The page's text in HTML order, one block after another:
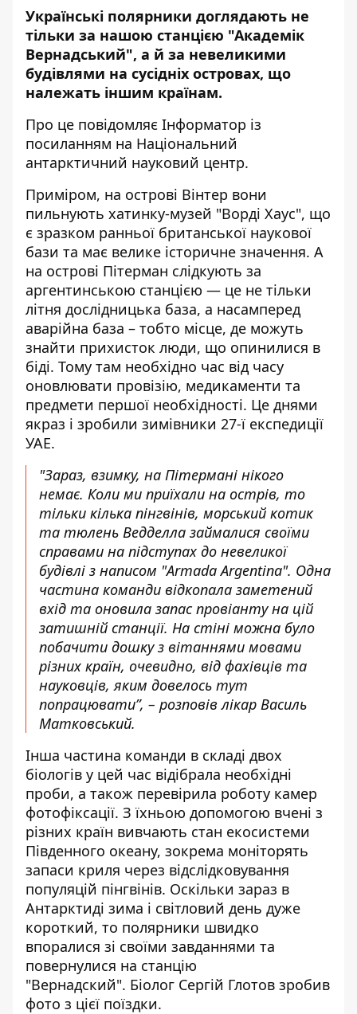
Українські полярники доглядають не
тільки за нашою станцією "Академік
Вернадський", а й за невеликими
будівлями на сусідніх островах, що
належать іншим країнам.
Про це повідомляє Інформатор із
посиланням на Національний
антарктичний науковий центр.
Приміром, на острові Вінтер вони
пильнують хатинку-музей "Ворді Хаус", що
є зразком ранньої британської наукової
бази та має велике історичне значення. А
на острові Пітерман слідкують за
аргентинською станцією — це не тільки
літня дослідницька база, а насамперед
аварійна база – тобто місце, де можуть
знайти прихисток люди, що опинилися в
біді. Тому там необхідно час від часу
оновлювати провізію, медикаменти та
предмети першої необхідності. Це днями
якраз і зробили зимівники 27-ї експедиції
УАЕ.
"Зараз, взимку, на Пітермані нікого
немає. Коли ми приїхали на острів, то
тільки кілька пінгвінів, морський котик
та тюлень Ведделла займалися своїми
справами на підступах до невеликої
будівлі з написом "Armada Argentina". Одна
частина команди відкопала заметений
вхід та оновила запас провіанту на цій
затишній станції. На стіні можна було
побачити дошку з вітаннями мовами
різних країн, очевидно, від фахівців та
науковців, яким довелось тут
попрацювати”, – розповів лікар Василь
Матковський.
Інша частина команди в складі двох
біологів у цей час відібрала необхідні
проби, а також перевірила роботу камер
фотофіксації. З їхньою допомогою вчені з
різних країн вивчають стан екосистеми
Південного океану, зокрема моніторять
запаси криля через відслідковування
популяцій пінгвінів. Оскільки зараз в
Антарктиді зима і світловий день дуже
короткий, то полярники швидко
впоралися зі своїми завданнями та
повернулися на станцію
"Вернадский". Біолог Сергій Глотов зробив
фото з цієї поїздки.